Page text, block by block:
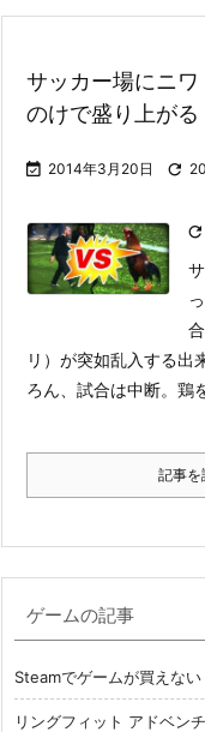
サッカー場にニ
のけで盛り上がる
 2014年3月20日 

リ）が突如乱入する出
ろん、試合は中断。鶏
記事を
ゲームの記事
Steamでゲームが買えな
リングフィット アドベン